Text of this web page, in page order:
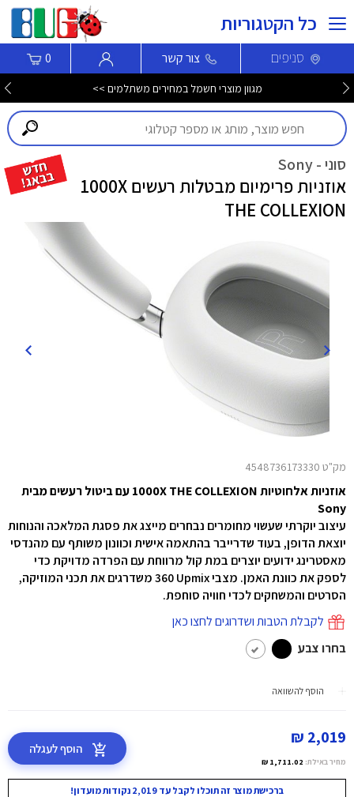
כל הקטגוריות
סניפים צור קשר 0
מגוון מוצרי חשמל במחירים משתלמים >>
סוני - Sony
אוזניות פרימיום מבטלות רעשים 1000X
THE COLLEXION
מק"ט 4548736173330
אוזניות אלחוטיות 1000X THE COLLEXION עם ביטול רעשים מבית
Sony
עיצוב יוקרתי שעשוי מחומרים נבחרים מייצג את פסגת המלאכה והנוחות
יוצאת הדופן, בעוד שדרייבר בהתאמה אישית וכוונון משותף עם מהנדסי
מאסטרינג ידועים יוצרים במת קול מרווחת עם הפרדה מדויקת כדי
לספק את כוונת האמן. מצבי ‎360 Upmix משדרגים את תכני המוזיקה,
הסרטים והמשחקים לכדי חוויה סוחפת.
לקבלת הטבות ושדרוגים לחצו כאן
בחרו צבע
הוסף להשוואה
2,019 ₪
מחיר באילת: 1,711.02 ₪
הוסף לעגלה
ברכישת מוצר זה תוכלו לקבל עד 2,019 נקודות מועדון!